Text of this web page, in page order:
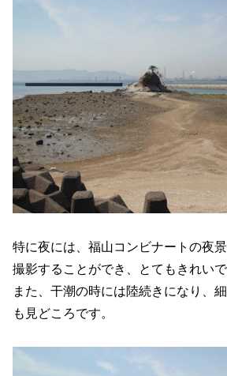
特に夜には、福山コンビナートの夜
撮影することができ、とてもきれいで
また、干潮の時には陸続きになり、
も見どころです。